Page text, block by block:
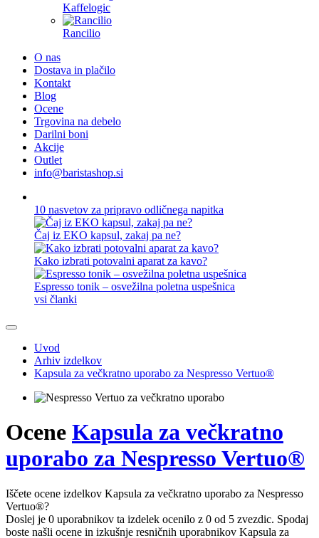
Kaffelogic
Rancilio
O nas
Dostava in plačilo
Kontakt
Blog
Ocene
Trgovina na debelo
Darilni boni
Akcije
Outlet
info@baristashop.si
Čaj iz EKO kapsul, zakaj pa ne?
Kako izbrati potovalni aparat za kavo?
Espresso tonik – osvežilna poletna uspešnica
vsi članki